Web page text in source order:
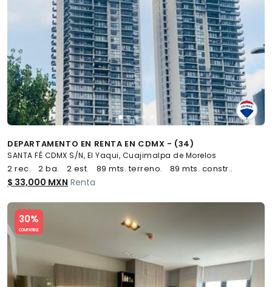
DEPARTAMENTO EN RENTA EN CDMX - (34)
SANTA FÉ CDMX S/N, El Yaqui, Cuajimalpa de Morelos
2 rec. 2 ba. 2 est. 89 mts. terreno. 89 mts. constr..
$ 33,000 MXN Renta
30%
COMPATIBLE
Slide 1 of 5